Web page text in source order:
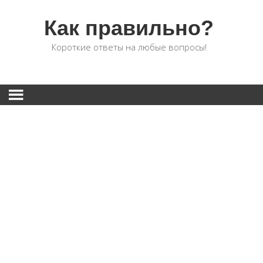
Как правильно?
Короткие ответы на любые вопросы!